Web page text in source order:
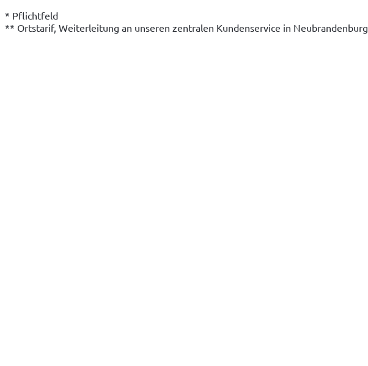
* Pflichtfeld
** Ortstarif, Weiterleitung an unseren zentralen Kundenservice in Neubrandenburg.